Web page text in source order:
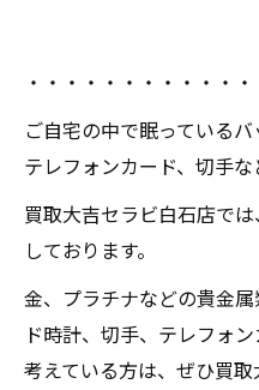
・・・・・・・・・・・
ご自宅の中で眠っているバ
テレフォンカード、切手
買取大吉セラビ白石店で
しております。
金、プラチナなどの貴金
ド時計、切手、テレフォ
考えている方は、ぜひ買